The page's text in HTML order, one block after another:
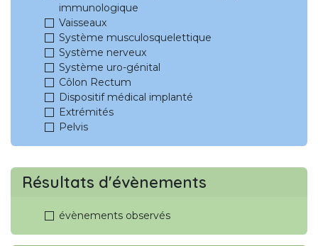
immunologique
Vaisseaux
Système musculosquelettique
Système nerveux
Système uro-génital
Côlon Rectum
Dispositif médical implanté
Extrémités
Pelvis
Résultats d'évènements
évènements observés